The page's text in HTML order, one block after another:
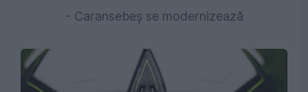
- Caransebeș se modernizează